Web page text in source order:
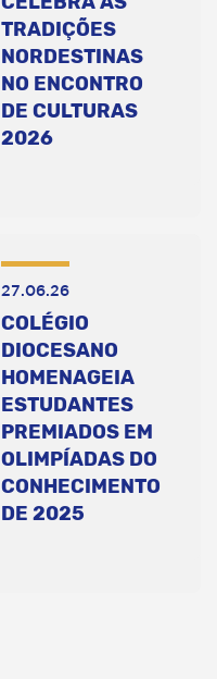
TRADIÇÕES
NORDESTINAS
NO ENCONTRO
DE CULTURAS
2026
27.06.26
COLÉGIO
DIOCESANO
HOMENAGEIA
ESTUDANTES
PREMIADOS EM
OLIMPÍADAS DO
CONHECIMENTO
DE 2025